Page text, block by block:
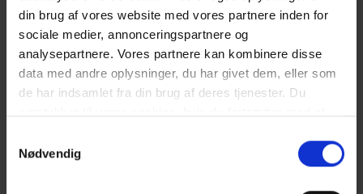
din brug af vores website med vores partnere inden for
sociale medier, annonceringspartnere og
analysepartnere. Vores partnere kan kombinere disse
data med andre oplysninger, du har givet dem, eller som
de har indsamlet fra din brug af deres tjenester. Du
Nødvendig
NÆRMESTE INDKØB:
Bageri 1,4 km fra ferieboligen. Supermarked Storkøb 1,5 km fra
ferieboligen.
OFFENTLIG TRANSPORT:
Nærmeste station ligger i Oksbøl ca. 10 km fra Vejers.